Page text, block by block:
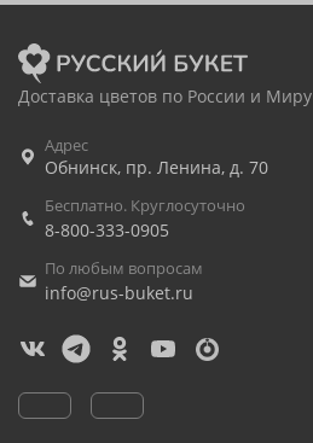
Доставка цветов по России и Миру
Адрес
Обнинск, пр. Ленина, д. 70
Бесплатно. Круглосуточно
8-800-333-0905
По любым вопросам
info@rus-buket.ru